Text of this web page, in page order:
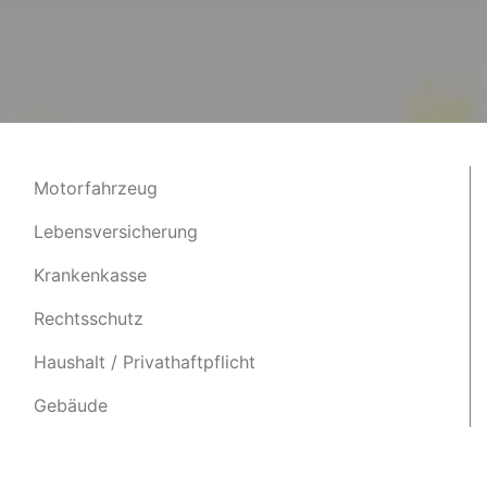
Motorfahrzeug
Lebensversicherung
Krankenkasse
Rechtsschutz
Haushalt / Privathaftpflicht
Gebäude